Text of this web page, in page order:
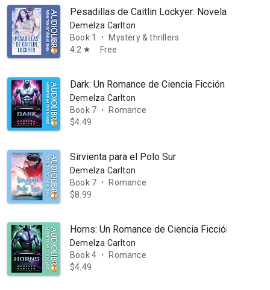
Pesadillas de Caitlin Lockyer: Novela
Demelza Carlton
Book 1
•
Mystery & thrillers
4.2 star Free
Dark: Un Romance de Ciencia Ficción
Demelza Carlton
Book 7
•
Romance
$4.49
Sirvienta para el Polo Sur
Demelza Carlton
Book 7
•
Romance
$8.99
Horns: Un Romance de Ciencia Ficción
Demelza Carlton
Book 4
•
Romance
$4.49